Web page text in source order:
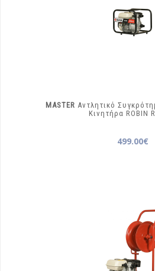
MASTER Αντλητικό
Κινητήρα ROBIN
499.00€